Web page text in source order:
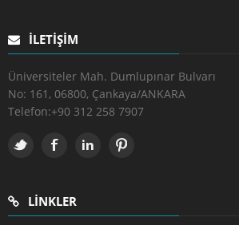
İLETIŞIM
Üniversiteler Mah. Dumlupınar Bulvarı
No: 161, 06800, Çankaya/ANKARA
Telefon:+90 312 258 7907
LINKLER